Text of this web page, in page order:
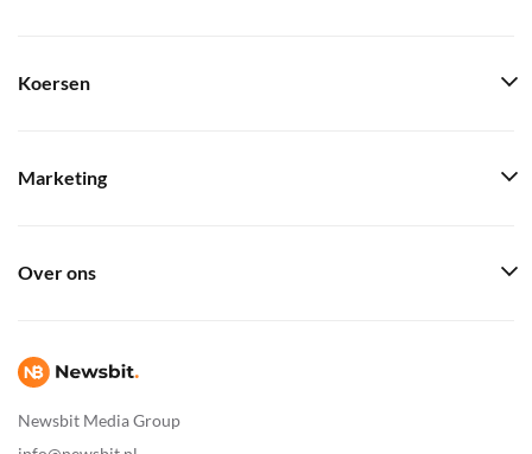
Newsbit Media Group
Koersen
Marketing
Over ons